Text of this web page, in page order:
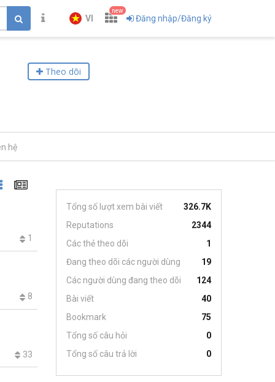
VI
new
Đăng nhập/Đăng ký
Theo dõi
hệ
1
8
33
Tổng số lượt xem bài viết
326.7K
Reputations
2344
Các thẻ theo dõi
1
Đang theo dõi các người dùng
19
Các người dùng đang theo dõi
124
Bài viết
40
Bookmark
75
Tổng số câu hỏi
0
Tổng số câu trả lời
0